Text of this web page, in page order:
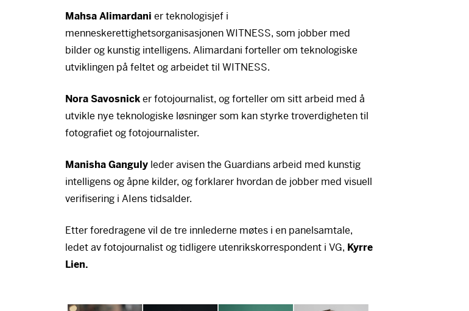
Mahsa Alimardani er teknologisjef i
menneskerettighetsorganisasjonenWITNESS, som jobber med
bilder og kunstig intelligens. Alimardani forteller om teknologiske
utviklingen på feltet og arbeidet tilWITNESS.
Nora Savosnicker fotojournalist, og forteller om sitt arbeid med å
utvikle nye teknologiske løsninger som kan styrke troverdigheten til
fotografiet og fotojournalister.
Manisha Ganguly leder avisen the Guardians arbeid med kunstig
intelligens og åpne kilder, og forklarer hvordan de jobber med visuell
verifisering i AIens tidsalder.
Etter foredragene vil de tre innlederne møtes i en panelsamtale,
ledet av fotojournalist og tidligere utenrikskorrespondent i VG, Kyrre
Lien.